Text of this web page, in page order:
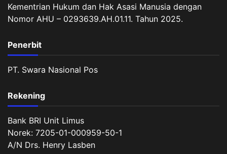
Kementrian Hukum dan Hak Asasi Manusia dengan
Nomor AHU – 0293639.AH.01.11. Tahun 2025.
Penerbit
PT. Swara Nasional Pos
Rekening
Bank BRI Unit Limus
Norek: 7205-01-000959-50-1
A/N Drs. Henry Lasben